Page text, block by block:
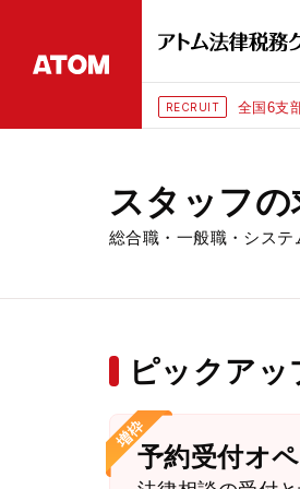
RECRUIT 全国6支
スタッフの
総合職・一般職・シス
ピックアッ
予約受付オ